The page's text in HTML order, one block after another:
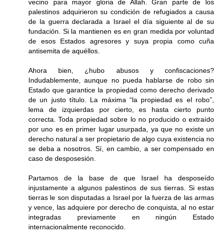
vecino para mayor gloria de Allah. Gran parte de los
palestinos adquirieron su condición de refugiados a causa
de la guerra declarada a Israel el día siguiente al de su
fundación. Si la mantienen es en gran medida por voluntad
de esos Estados agresores y suya propia como cuña
antisemita de aquéllos.
Ahora bien, ¿hubo abusos y confiscaciones?
Indudablemente, aunque no pueda hablarse de robo sin
Estado que garantice la propiedad como derecho derivado
de un justo título. La máxima “la propiedad es el robo”,
lema de izquierdas por cierto, es hasta cierto punto
correcta. Toda propiedad sobre lo no producido o extraído
por uno es en primer lugar usurpada, ya que no existe un
derecho natural a ser propietario de algo cuya existencia no
se deba a nosotros. Sí, en cambio, a ser compensado en
caso de desposesión.
Partamos de la base de que Israel ha desposeído
injustamente a algunos palestinos de sus tierras. Si estas
tierras le son disputadas a Israel por la fuerza de las armas
y vence, las adquiere por derecho de conquista, al no estar
integradas previamente en ningún Estado
internacionalmente reconocido.